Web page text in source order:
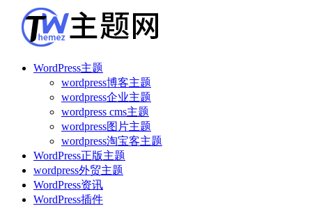
WordPress主题
wordpress博客主题
wordpress企业主题
wordpress cms主题
wordpress图片主题
wordpress淘宝客主题
WordPress正版主题
wordpress外贸主题
WordPress资讯
WordPress插件